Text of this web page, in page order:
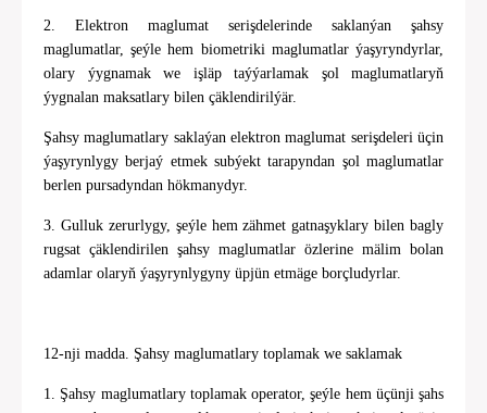
2. Elektron maglumat serişdelerinde saklanýan şahsy
maglumatlar, şeýle hem biometriki maglumatlar ýaşyryndyrlar,
olary ýygnamak we işläp taýýarlamak şol maglumatlaryň
ýygnalan maksatlary bilen çäklendirilýär.
Şahsy maglumatlary saklaýan elektron maglumat serişdeleri üçin
ýaşyrynlygy berjaý etmek subýekt tarapyndan şol maglumatlar
berlen pursadyndan hökmanydyr.
3. Gulluk zerurlygy, şeýle hem zähmet gatnaşyklary bilen bagly
rugsat çäklendirilen şahsy maglumatlar özlerine mälim bolan
adamlar olaryň ýaşyrynlygyny üpjün etmäge borçludyrlar.
12-nji madda. Şahsy maglumatlary toplamak we saklamak
1. Şahsy maglumatlary toplamak operator, şeýle hem üçünji şahs